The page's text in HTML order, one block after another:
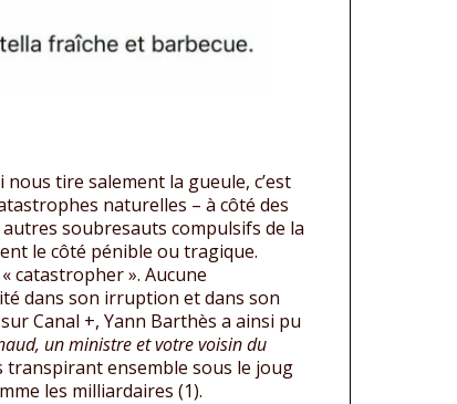
nous tire salement la gueule, c’est
naturelles – à côté des
soubresauts compulsifs de la
le côté pénible ou tragique.
catastropher ». Aucune
dans son irruption et dans son
Canal +, Yann Barthès a ainsi pu
un ministre et votre voisin du
transpirant ensemble sous le joug
les milliardaires (1).